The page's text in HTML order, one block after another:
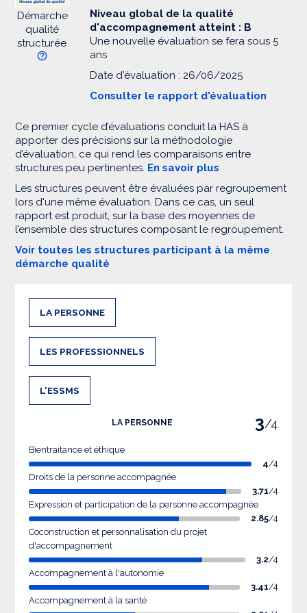
Démarche
qualité
structurée
Niveau global de la qualité
d'accompagnement atteint : B
Une nouvelle évaluation se fera sous 5
ans
Date d'évaluation : 26/06/2025
Consulter le rapport d'évaluation
Ce premier cycle d’évaluations conduit la HAS à
apporter des précisions sur la méthodologie
d’évaluation, ce qui rend les comparaisons entre
structures peu pertinentes. En savoir plus
Les structures peuvent être évaluées par regroupement
lors d'une même évaluation. Dans ce cas, un seul
rapport est produit, sur la base des moyennes de
l’ensemble des structures composant le regroupement.
Voir toutes les structures participant à la même
démarche qualité
LA PERSONNE
LES PROFESSIONNELS
L'ESSMS
LA PERSONNE 3/4
Bientraitance et éthique
4/4
Droits de la personne accompagnée
3.71/4
Expression et participation de la personne accompagnée
2.85/4
Coconstruction et personnalisation du projet
d'accompagnement
3.2/4
Accompagnement à l'autonomie
3.41/4
Accompagnement à la santé